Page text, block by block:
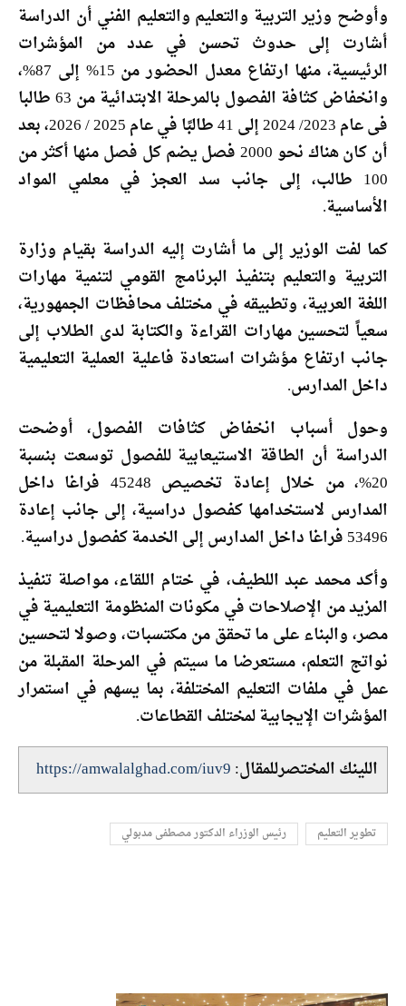
وأوضح وزير التربية والتعليم والتعليم الفني أن الدراسة
أشارت إلى حدوث تحسن في عدد من المؤشرات
الرئيسية، منها ارتفاع معدل الحضور من 15% إلى 87%،
وانخفاض كثافة الفصول بالمرحلة الابتدائية من 63 طالبا
فى عام 2023/ 2024 إلى 41 طالبًا في عام 2025 / 2026، بعد
أن كان هناك نحو 2000 فصل يضم كل فصل منها أكثر من
100 طالب، إلى جانب سد العجز في معلمي المواد
الأساسية.
كما لفت الوزير إلى ما أشارت إليه الدراسة بقيام وزارة
التربية والتعليم بتنفيذ البرنامج القومي لتنمية مهارات
اللغة العربية، وتطبيقه في مختلف محافظات الجمهورية،
سعياً لتحسين مهارات القراءة والكتابة لدى الطلاب إلى
جانب ارتفاع مؤشرات استعادة فاعلية العملية التعليمية
داخل المدارس.
وحول أسباب انخفاض كثافات الفصول، أوضحت
الدراسة أن الطاقة الاستيعابية للفصول توسعت بنسبة
20%، من خلال إعادة تخصيص 45248 فراغا داخل
المدارس لاستخدامها كفصول دراسية، إلى جانب إعادة
53496 فراغا داخل المدارس إلى الخدمة كفصول دراسية.
وأكد محمد عبد اللطيف، في ختام اللقاء، مواصلة تنفيذ
المزيد من الإصلاحات في مكونات المنظومة التعليمية في
مصر، والبناء على ما تحقق من مكتسبات، وصولا لتحسين
نواتج التعلم، مستعرضا ما سيتم في المرحلة المقبلة من
عمل في ملفات التعليم المختلفة، بما يسهم في استمرار
المؤشرات الإيجابية لمختلف القطاعات.
اللينك المختصرللمقال:https://amwalalghad.com/iuv9
تطوير التعليم رئيس الوزراء الدكتور مصطفى مدبولي